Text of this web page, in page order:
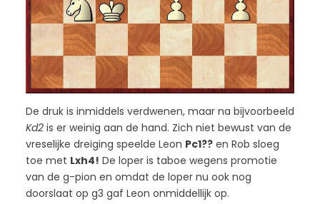
De druk is inmiddels verdwenen, maar na bijvoorbeeld
Kd2is er weinig aan de hand. Zich niet bewust van de
vreselijke dreiging speelde Leon Pc1??en Rob sloeg
toe met Lxh4! De loper is taboe wegens promotie
van de g-pion en omdat de loper nu ook nog
doorslaat op g3 gaf Leon onmiddellijk op.